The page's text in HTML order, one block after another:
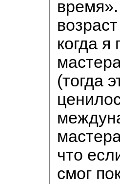
когда я
(тогда
что
смог